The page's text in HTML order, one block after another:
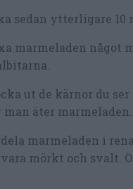
sedan ytterligare 10
marmeladen något
ut de kärnor du
man äter marmeladen.
marmeladen i
mörkt och svalt.